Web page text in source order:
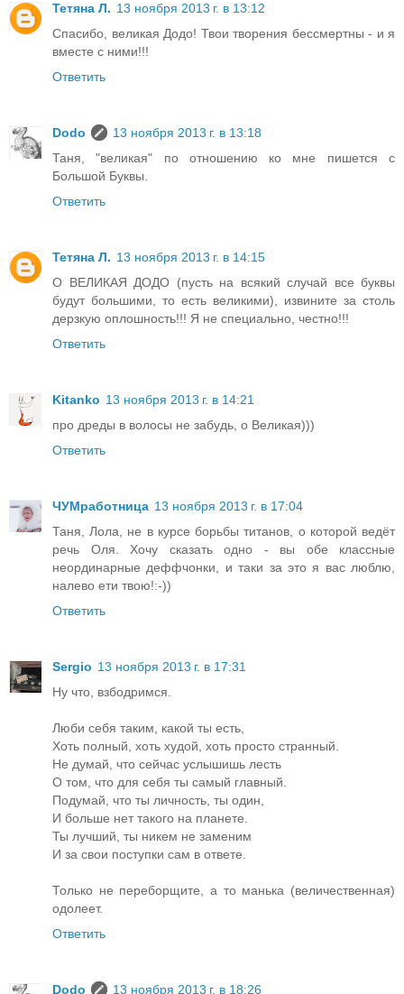
Тетяна Л. 13 ноября 2013 г. в 13:12
Спасибо, великая Додо! Твои творения бессмертны - и я
вместе с ними!!!
Ответить
Dodo
13 ноября 2013 г. в 13:18
Таня, "великая" по отношению ко мне пишется с
Большой Буквы.
Ответить
Тетяна Л. 13 ноября 2013 г. в 14:15
О ВЕЛИКАЯ ДОДО (пусть на всякий случай все буквы
будут большими, то есть великими), извините за столь
дерзкую оплошность!!! Я не специально, честно!!!
Ответить
Kitanko 13 ноября 2013 г. в 14:21
про дреды в волосы не забудь, о Великая)))
Ответить
ЧУМработница 13 ноября 2013 г. в 17:04
Таня, Лола, не в курсе борьбы титанов, о которой ведёт
речь Оля. Хочу сказать одно - вы обе классные
неординарные деффчонки, и таки за это я вас люблю,
налево ети твою!:-))
Ответить
Sergio 13 ноября 2013 г. в 17:31
Ну что, взбодримся.
Люби себя таким, какой ты есть,
Хоть полный, хоть худой, хоть просто странный.
Не думай, что сейчас услышишь лесть
О том, что для себя ты самый главный.
Подумай, что ты личность, ты один,
И больше нет такого на планете.
Ты лучший, ты никем не заменим
И за свои поступки сам в ответе.
Только не переборщите, а то манька (величественная)
одолеет.
Ответить
Dodo
13 ноября 2013 г. в 18:26